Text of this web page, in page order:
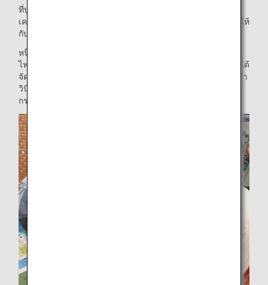
ที่บูธเชิงปฏิบัตินี้ จะมีการใช้สิ่งของ 2 ชิ้นที่สร้างขึ้นจากชิ้นส่วน
เครื่องบินที่ทิ้งแล้วเพื่อมอบประสบการณ์ช่างเครื่องที่สนุกสนานให้
กับเด็กๆ
หนึ่งในการตรวจสอบสิ่งของที่ใช้ในภาคปฏิบัติคือการตรวจสอบ
ไฟนำทางที่ติดอยู่ที่ปลายทั้งสองด้านของปีกเครื่องบิน ผู้เข้าร่วมได้
จัดชิ้นส่วนที่ถูกถอดออกและทิ้งจากเครื่องบิน เชื่อมต่อขั้วต่อไฟฟ้า
วินิจฉัยการเชื่อมต่อที่ผิดพลาด และขั้นตอนสุดท้าย สัมผัสกับ
กระบวนการของการจ่ายไฟฟ้าและเปิดไฟนำทาง